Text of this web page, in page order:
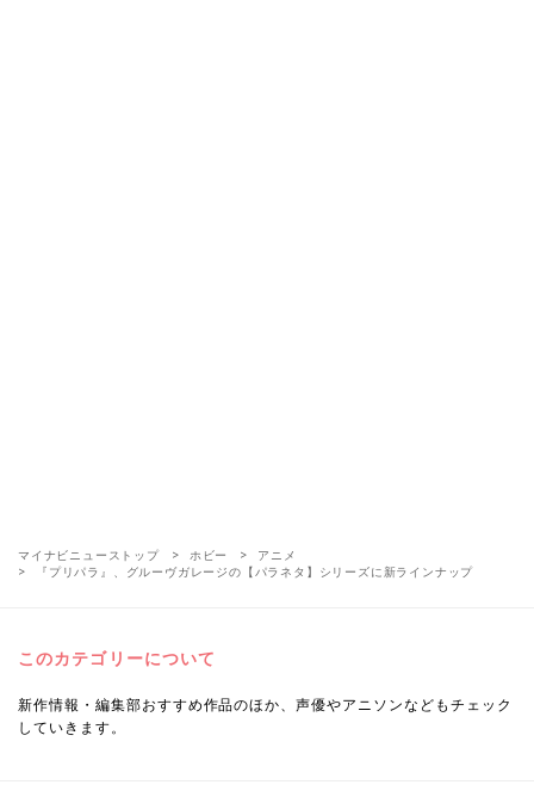
マイナビニューストップ ホビー
アニメ
『プリパラ』、グルーヴガレージの【パラネタ】シリーズに新ラインナップ
このカテゴリーについて
新作情報・編集部おすすめ作品のほか、声優やアニソンなどもチェック
していきます。